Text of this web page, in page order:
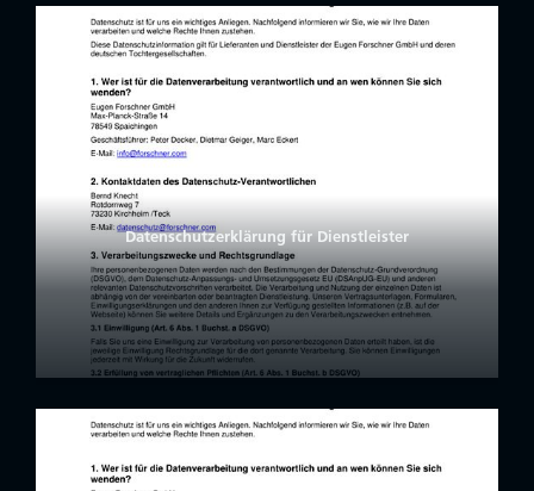
Datenschutzerklärung für Dienstleister